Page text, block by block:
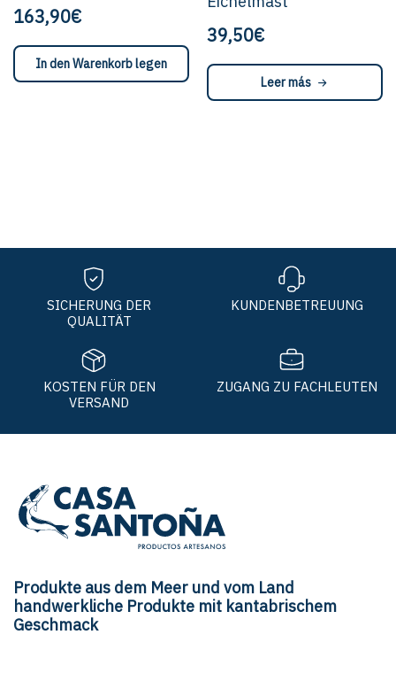
163,90€
In den Warenkorb legen
39,50€
Leer más
SICHERUNG DER
QUALITÄT
KUNDENBETREUUNG
KOSTEN FÜR DEN
VERSAND
ZUGANG ZU FACHLEUTEN
Produkte aus dem Meer und vom Land
handwerkliche Produkte mit kantabrischem
Geschmack